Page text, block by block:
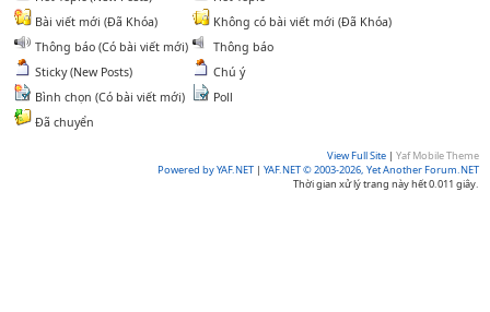
Bài viết mới (Đã Khóa)
Không có bài viết mới (Đã Khóa)
Thông báo (Có bài viết mới)
Thông báo
Sticky (New Posts)
Chú ý
Bình chọn (Có bài viết mới)
Poll
Đã chuyển
View Full Site | Yaf Mobile Theme
Powered by YAF.NET | YAF.NET © 2003-2026, Yet Another Forum.NET
Thời gian xử lý trang này hết 0.011 giây.